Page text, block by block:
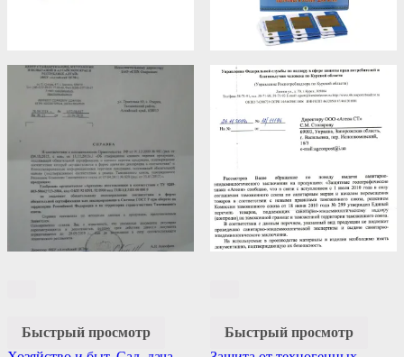
Быстрый просмотр
Быстрый просмотр